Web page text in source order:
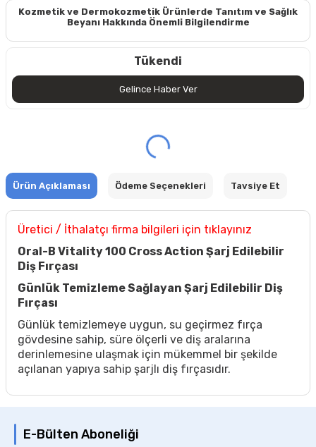
Kozmetik ve Dermokozmetik Ürünlerde Tanıtım ve Sağlık
Beyanı Hakkında Önemli Bilgilendirme
Tükendi
Gelince Haber Ver
Ürün Açıklaması Ödeme Seçenekleri Tavsiye Et
Üretici / İthalatçı firma bilgileri için tıklayınız
Oral-B Vitality 100 Cross Action Şarj Edilebilir
Diş Fırçası
Günlük Temizleme Sağlayan Şarj Edilebilir Diş
Fırçası
Günlük temizlemeye uygun, su geçirmez fırça
gövdesine sahip, süre ölçerli ve diş aralarına
derinlemesine ulaşmak için mükemmel bir şekilde
açılanan yapıya sahip şarjlı diş fırçasıdır.
E-Bülten Aboneliği